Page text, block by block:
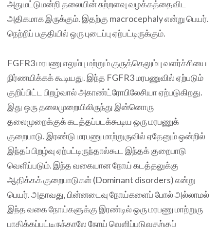
அதுமட்டுமன்றி தலையின் சுற்றளவு வழக்கத்தைவிட
அதிகமாக இருக்கும்‌. இதற்கு macrocephaly என்று பெயர்.
நெற்றிப் பகுதியில் ஒரு புடைப்பு ஏற்பட்டிருக்கும்.
FGFR3 மரபணு எலும்பு மற்றும் குருத்தெலும்பு வளர்ச்சியை
நிர்ணயிக்கக் கூடியது‌. இந்த FGFR3 மரபணுவில் ஏற்படும்
குறிப்பிட்ட பிறழ்வால் அகாண்ட்ரோபிலேசியா ஏற்படுகிறது.
இது ஒரு தலைமுறையிலிருந்து இன்னொரு
தலைமுறைக்குக் கடத்தப்படக்கூடிய ஒரு மரபணுக்
குறைபாடு. இரண்டு மரபணு மாற்றுருவில் ஏதேனும் ஒன்றில்
இந்தப் பிறழ்வு ஏற்பட்டிருந்தால்கூட இந்தக் குறைபாடு
வெளிப்படும். இந்த வகையான நோய் கடத்தலுக்கு
ஆதிக்கக் குறைபாடுகள் (Dominant disorders) என்று
பெயர். அதாவது, பின்னடைவு நோய்களைப் போல் அல்லாமல்
இந்த வகை நோய்களுக்கு இரண்டில் ஒரு மரபணு மாற்றுரு
பாதிக்கப்பட்டிருந்தாலே நோய் வெளிப்படுவதற்குப்